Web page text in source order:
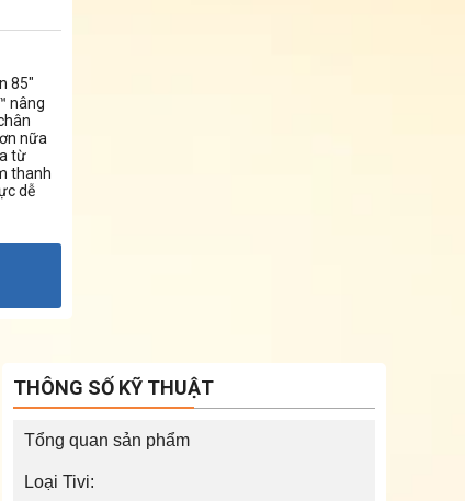
85"
nâng
nữa
từ
thanh
dễ
THÔNG SỐ KỸ THUẬT
Tổng quan sản phẩm
Loại Tivi: